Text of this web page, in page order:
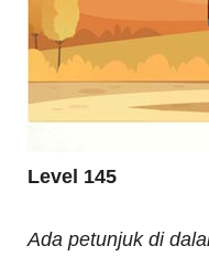
Level 145
Ada petunjuk di